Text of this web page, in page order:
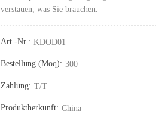
verstauen, was Sie brauchen.
Art.-Nr.: KDOD01
Bestellung (moq): 300
Zahlung: T/T
Produktherkunft: China